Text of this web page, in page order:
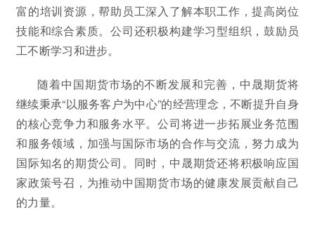
富的培训资源，帮助员工深入了解本职工作，提高岗位
技能和综合素质。公司还积极构建学习型组织，鼓励员
工不断学习和进步。
随着中国期货市场的不断发展和完善，中晟期货将
继续秉承“以服务客户为中心”的经营理念，不断提升自身
的核心竞争力和服务水平。公司将进一步拓展业务范围
和服务领域，加强与国际市场的合作与交流，努力成为
国际知名的期货公司。同时，中晟期货还将积极响应国
家政策号召，为推动中国期货市场的健康发展贡献自己
的力量。